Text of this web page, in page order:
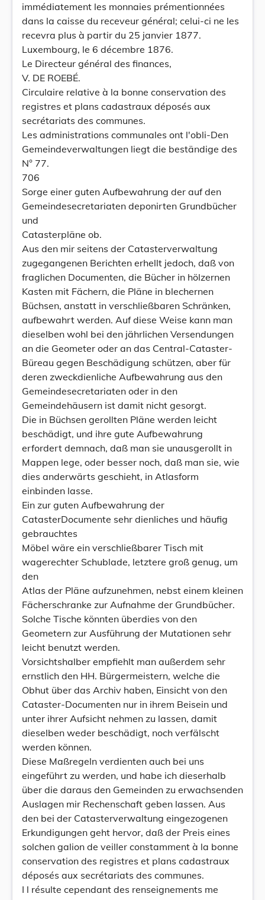
immédiatement les monnaies prémentionnées
dans la caisse du receveur général; celui-ci ne les
recevra plus à partir du 25 janvier 1877.
Luxembourg, le 6 décembre 1876.
Le Directeur général des finances,
V. DE ROEBÉ.
Circulaire relative à la bonne conservation des
registres et plans cadastraux déposés aux
secrétariats des communes.
Les administrations communales ont l'obli-Den
Gemeindeverwaltungen liegt die beständige des
N° 77.
706
Sorge einer guten Aufbewahrung der auf den
Gemeindesecretariaten deponirten Grundbücher
und
Catasterpläne ob.
Aus den mir seitens der Catasterverwaltung
zugegangenen Berichten erhellt jedoch, daß von
fraglichen Documenten, die Bücher in hölzernen
Kasten mit Fächern, die Pläne in blechernen
Büchsen, anstatt in verschließbaren Schränken,
aufbewahrt werden. Auf diese Weise kann man
dieselben wohl bei den jährlichen Versendungen
an die Geometer oder an das Central-Cataster-
Büreau gegen Beschädigung schützen, aber für
deren zweckdienliche Aufbewahrung aus den
Gemeindesecretariaten oder in den
Gemeindehäusern ist damit nicht gesorgt.
Die in Büchsen gerollten Pläne werden leicht
beschädigt, und ihre gute Aufbewahrung
erfordert demnach, daß man sie unausgerollt in
Mappen lege, oder besser noch, daß man sie, wie
dies anderwärts geschieht, in Atlasform
einbinden lasse.
Ein zur guten Aufbewahrung der
CatasterDocumente sehr dienliches und häufig
gebrauchtes
Möbel wäre ein verschließbarer Tisch mit
wagerechter Schublade, letztere groß genug, um
den
Atlas der Pläne aufzunehmen, nebst einem kleinen
Fächerschranke zur Aufnahme der Grundbücher.
Solche Tische könnten überdies von den
Geometern zur Ausführung der Mutationen sehr
leicht benutzt werden.
Vorsichtshalber empfiehlt man außerdem sehr
ernstlich den HH. Bürgermeistern, welche die
Obhut über das Archiv haben, Einsicht von den
Cataster-Documenten nur in ihrem Beisein und
unter ihrer Aufsicht nehmen zu lassen, damit
dieselben weder beschädigt, noch verfälscht
werden können.
Diese Maßregeln verdienten auch bei uns
eingeführt zu werden, und habe ich dieserhalb
über die daraus den Gemeinden zu erwachsenden
Auslagen mir Rechenschaft geben lassen. Aus
den bei der Catasterverwaltung eingezogenen
Erkundigungen geht hervor, daß der Preis eines
solchen galion de veiller constamment à la bonne
conservation des registres et plans cadastraux
déposés aux secrétariats des communes.
I l résulte cependant des renseignements me